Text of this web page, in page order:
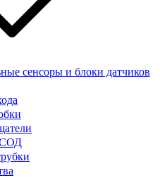
сенсоры и блоки датчиков
СОД